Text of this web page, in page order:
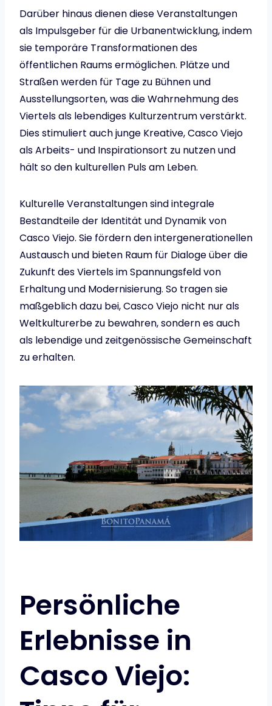
Darüber hinaus dienen diese Veranstaltungen
als Impulsgeber für die Urbanentwicklung, indem
sie temporäre Transformationen des
öffentlichen Raums ermöglichen. Plätze und
Straßen werden für Tage zu Bühnen und
Ausstellungsorten, was die Wahrnehmung des
Viertels als lebendiges Kulturzentrum verstärkt.
Dies stimuliert auch junge Kreative, Casco Viejo
als Arbeits- und Inspirationsort zu nutzen und
hält so den kulturellen Puls am Leben.
Kulturelle Veranstaltungen sind integrale
Bestandteile der Identität und Dynamik von
Casco Viejo. Sie fördern den intergenerationellen
Austausch und bieten Raum für Dialoge über die
Zukunft des Viertels im Spannungsfeld von
Erhaltung und Modernisierung. So tragen sie
maßgeblich dazu bei, Casco Viejo nicht nur als
Weltkulturerbe zu bewahren, sondern es auch
als lebendige und zeitgenössische Gemeinschaft
zu erhalten.
Persönliche
Erlebnisse in
Casco Viejo: